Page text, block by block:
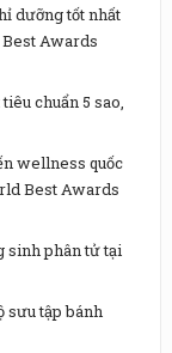
dưỡng tốt nhất
Awards
chuẩn 5 sao,
wellness quốc
Best Awards
sinh phân tử tại
sưu tập bánh